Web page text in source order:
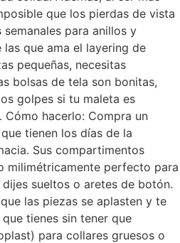
que los pierdas de vista
para anillos y
que ama el layering de
pequeñas, necesitas
bolsas de tela son bonitas,
golpes si tu maleta es
hacerlo: Compra un
tienen los días de la
Sus compartimentos
milimétricamente perfecto para
sueltos o aretes de botón.
las piezas se aplasten y te
tienes sin tener que
para collares gruesos o